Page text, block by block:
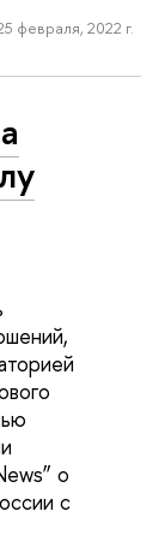
февраля, 2022 г.
о
с